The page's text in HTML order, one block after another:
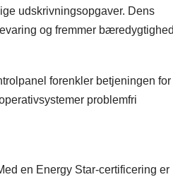
udskrivningsopgaver. Dens
og fremmer
forenkler betjeningen for
problemfri
en Energy Star-certificering er